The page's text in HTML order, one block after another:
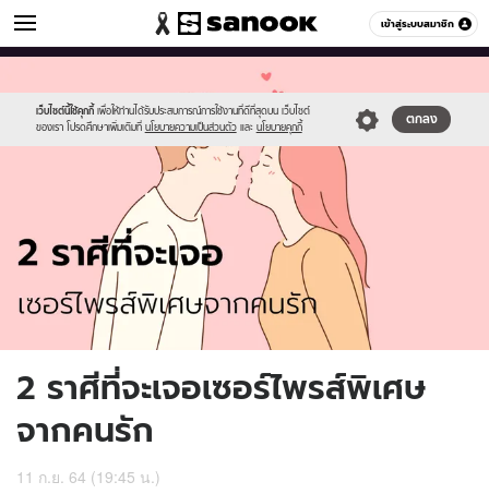
เข้าสู่ระบบสมาชิก
ดูดวง หมวดอื่นๆ
เว็บไซต์นี้ใช้คุกกี้ เพื่อให้ท่านได้รับประสบการณ์การใช้งานที่ดีที่สุดบน เว็บไซต์
ของเรา โปรดศึกษาเพิ่มเติมที่ นโยบายความเป็นส่วนตัว และ นโยบายคุกกี้
ตกลง
new-
sanook.png
//s.isanook.com/ho/0/ud/42/214069/919904.jpg
2 ราศีที่จะเจอเซอร์ไพรส์พิเศษ
จากคนรัก
11 ก.ย. 64 (19:45 น.)